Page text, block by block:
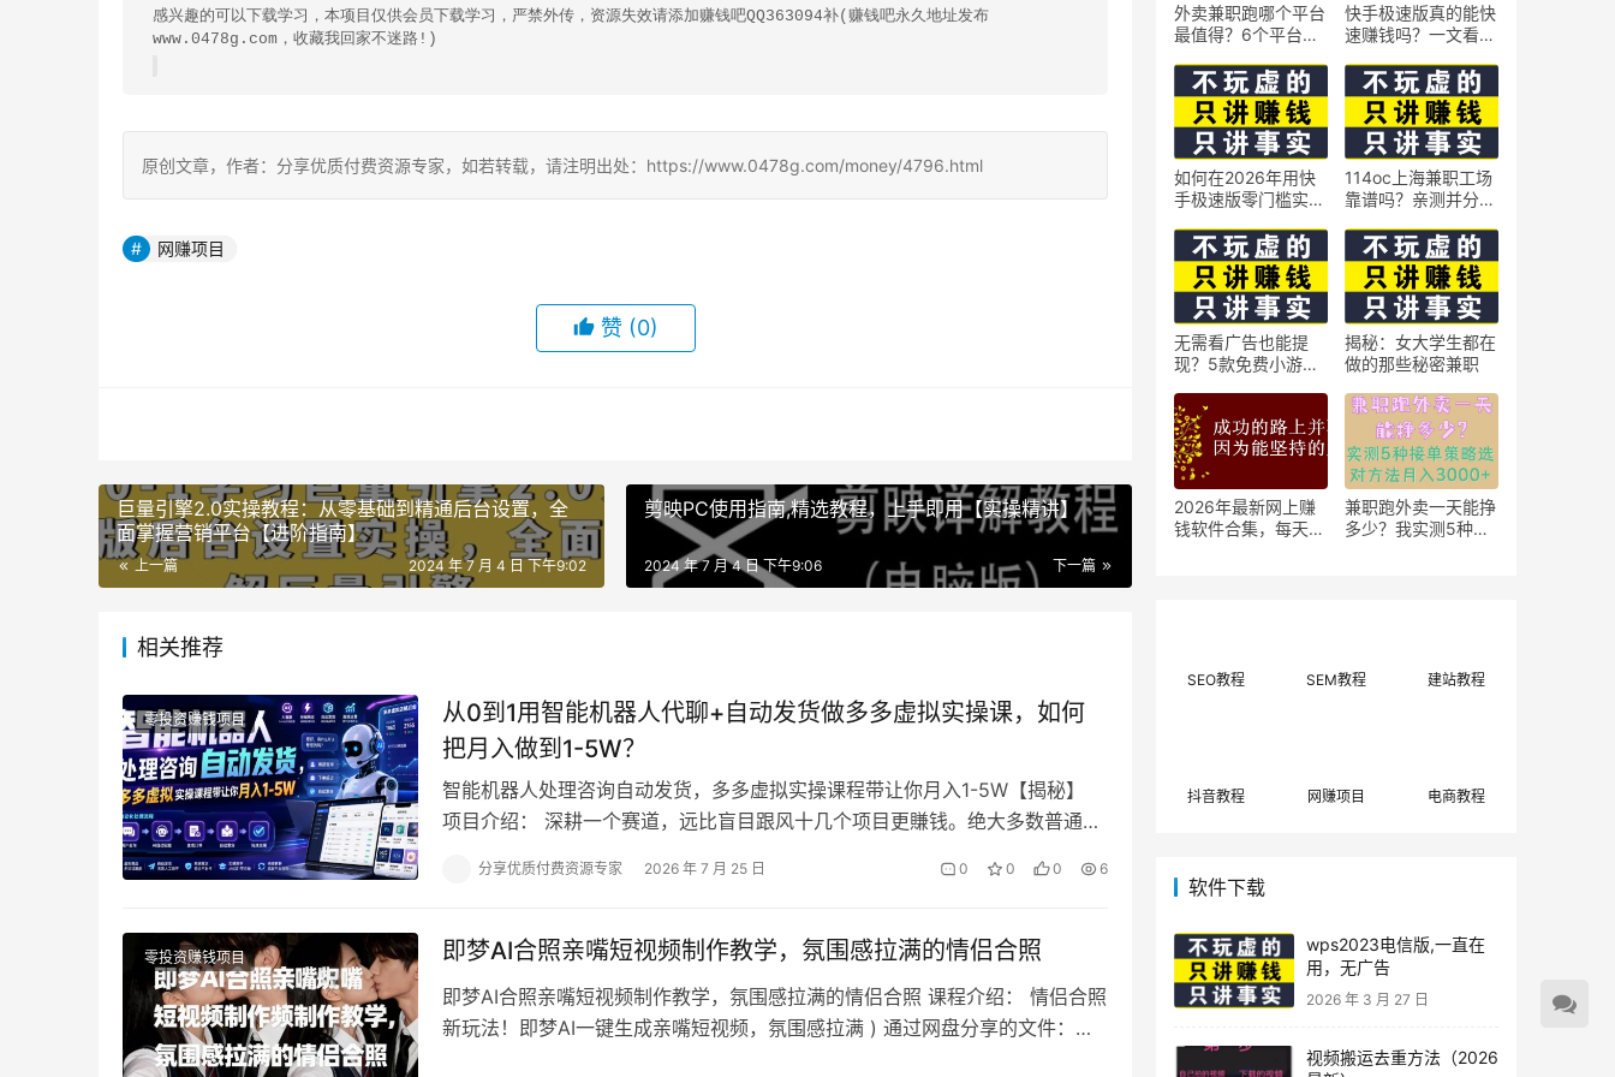
感兴趣的可以下载学习，本项目仅供会员下载学习，严禁外传，资源失效请添加赚钱吧QQ363094补(赚钱吧永久地址发布
www.0478g.com，收藏我回家不迷路!)
原创文章，作者：分享优质付费资源专家，如若转载，请注明出处：https://www.0478g.com/money/4796.html
网赚项目
赞 (0)
巨量引擎2.0实操教程：从零基础到精通后台设置，全
面掌握营销平台【进阶指南】
上一篇 2024 年 7 月 4 日 下午9:02
剪映PC使用指南,精选教程，上手即用【实操精讲】
下一篇
2024 年 7 月 4 日 下午9:06
相关推荐
零投资赚钱项目
从0到1用智能机器人代聊+自动发货做多多虚拟实操课，如何
把月入做到1-5W？
智能机器人处理咨询自动发货，多多虚拟实操课程带让你月入1-5W【揭秘】
项目介绍： 深耕一个赛道，远比盲目跟风十几个项目更賺钱。绝大多数普通人
分享优质付费资源专家 2026 年 7 月 25 日 0 0 0 6
零投资赚钱项目 即梦AI合照亲嘴短视频制作教学，氛围感拉满的情侣合照
即梦AI合照亲嘴短视频制作教学，氛围感拉满的情侣合照 课程介绍： 情侣合照
新玩法！即梦AI一键生成亲嘴短视频，氛围感拉满 ) 通过网盘分享的文件：
外卖兼职跑哪个平台
最值得？6个平台实
快手极速版真的能快
速赚钱吗？一文看懂
如何在2026年用快
手极速版零门槛实现
技巧
114oc上海兼职工场
靠谱吗？亲测并分享
无需看广告也能提
现？5款免费小游戏
揭秘：女大学生都在
做的那些秘密兼职
2026年最新网上赚
钱软件合集，每天免
兼职跑外卖一天能挣
多少？我实测5种接
SEO教程 SEM教程 建站教程
抖音教程 网赚项目 电商教程
软件下载
wps2023电信版,一直在
用，无广告
2026 年 3 月 27 日
视频搬运去重方法（2026